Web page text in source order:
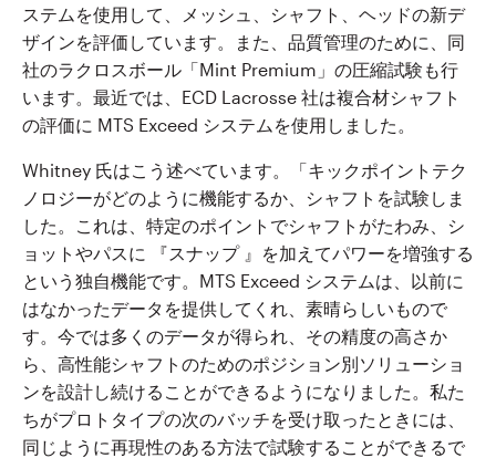
ステムを使用して、メッシュ、シャフト、ヘッドの新デ
ザインを評価しています。また、品質管理のために、同
社のラクロスボール「Mint Premium」の圧縮試験も行
います。最近では、ECD Lacrosse 社は複合材シャフト
の評価に MTS Exceed システムを使用しました。
Whitney 氏はこう述べています。「キックポイントテク
ノロジーがどのように機能するか、シャフトを試験しま
した。これは、特定のポイントでシャフトがたわみ、シ
ョットやパスに 『スナップ 』を加えてパワーを増強する
という独自機能です。MTS Exceed システムは、以前に
はなかったデータを提供してくれ、素晴らしいもので
す。今では多くのデータが得られ、その精度の高さか
ら、高性能シャフトのためのポジション別ソリューショ
ンを設計し続けることができるようになりました。私た
ちがプロトタイプの次のバッチを受け取ったときには、
同じように再現性のある方法で試験することができるで